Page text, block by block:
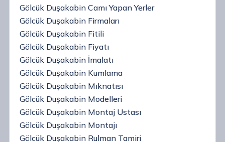
Gölcük Duşakabin Camı Yapan Yerler
Gölcük Duşakabin Firmaları
Gölcük Duşakabin Fitili
Gölcük Duşakabin Fiyatı
Gölcük Duşakabin İmalatı
Gölcük Duşakabin Kumlama
Gölcük Duşakabin Mıknatısı
Gölcük Duşakabin Modelleri
Gölcük Duşakabin Montaj Ustası
Gölcük Duşakabin Montajı
Gölcük Duşakabin Rulman Tamiri